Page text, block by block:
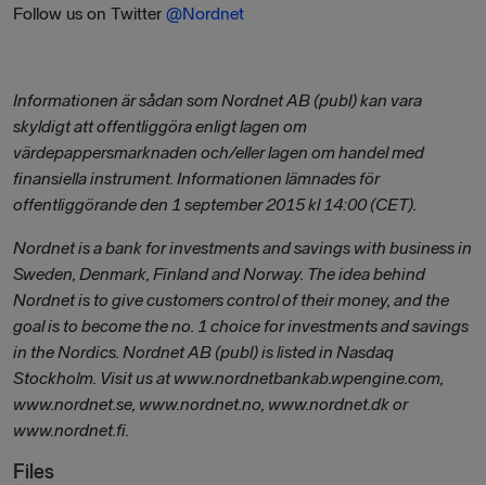
Follow us on Twitter @Nordnet
Informationen är sådan som Nordnet AB (publ) kan vara
skyldigt att offentliggöra enligt lagen om
värdepappersmarknaden och/eller lagen om handel med
finansiella instrument. Informationen lämnades för
offentliggörande den 1 september 2015 kl 14:00 (CET).
Nordnet is a bank for investments and savings with business in
Sweden, Denmark, Finland and Norway. The idea behind
Nordnet is to give customers control of their money, and the
goal is to become the no. 1 choice for investments and savings
in the Nordics. Nordnet AB (publ) is listed in Nasdaq
Stockholm. Visit us at www.nordnetbankab.wpengine.com,
www.nordnet.se, www.nordnet.no, www.nordnet.dk or
www.nordnet.fi.
Files